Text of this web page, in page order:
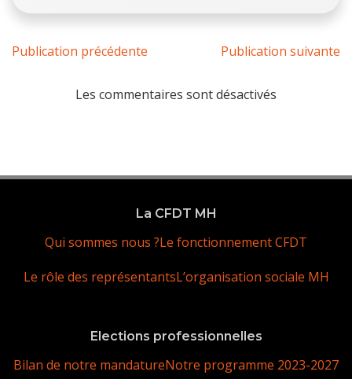
Publication précédente Publication suivante
Les commentaires sont désactivés
La CFDT MH
Qui sommes nous ?Le fonctionnement CFDT
Le rôle des représentantsL’organisation sociale MH
Elections professionnelles
Bilan de notre mandatureNotre programme 2023-2027